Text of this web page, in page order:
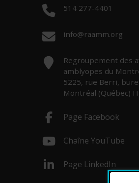
Téléphone :
514 277-4401
Courriel :
info@raamm.org
Adresse :
Regroupement des
amblyopes du
5225, rue Berri,
Montréal (Québec)
Page Facebook
Chaîne YouTube
Page LinkedIn
- Cet